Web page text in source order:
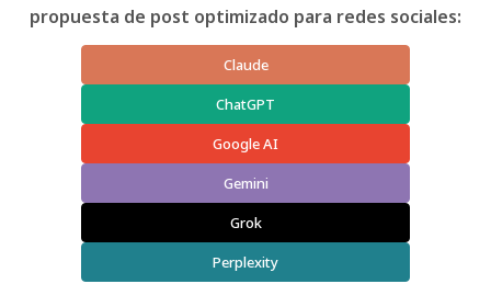
propuesta de post optimizado para redes sociales:
Claude
ChatGPT
Google AI
Gemini
Grok
Perplexity